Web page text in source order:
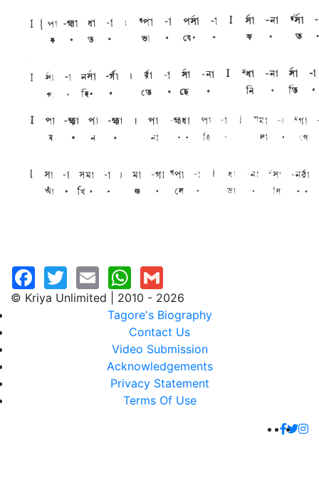
© Kriya Unlimited | 2010 - 2026
Tagore's Biography
Contact Us
Video Submission
Acknowledgements
Privacy Statement
Terms Of Use